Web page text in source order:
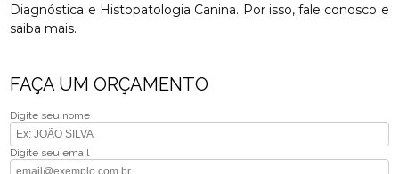
Diagnóstica e Histopatologia Canina. Por isso, fale conosco e
saiba mais.
FAÇA UM ORÇAMENTO
Digite seu nome
Digite seu email